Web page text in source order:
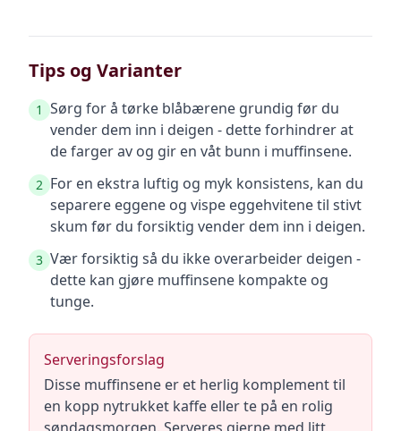
Tips og Varianter
1 Sørg for å tørke blåbærene grundig før du
vender dem inn i deigen - dette forhindrer at
de farger av og gir en våt bunn i muffinsene.
2 For en ekstra luftig og myk konsistens, kan du
separere eggene og vispe eggehvitene til stivt
skum før du forsiktig vender dem inn i deigen.
3 Vær forsiktig så du ikke overarbeider deigen -
dette kan gjøre muffinsene kompakte og
tunge.
Serveringsforslag
Disse muffinsene er et herlig komplement til
en kopp nytrukket kaffe eller te på en rolig